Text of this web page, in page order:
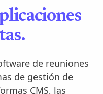
de reuniones
de gestión de
CMS, las